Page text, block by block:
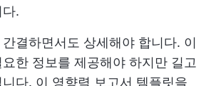
.
결하면서도 상세해야 합니다. 이
한 정보를 제공해야 하지만 길고
다. 이 영향력 보고서 템플릿을